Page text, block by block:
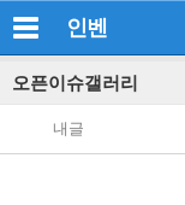
인벤
오픈이슈갤러리
내글